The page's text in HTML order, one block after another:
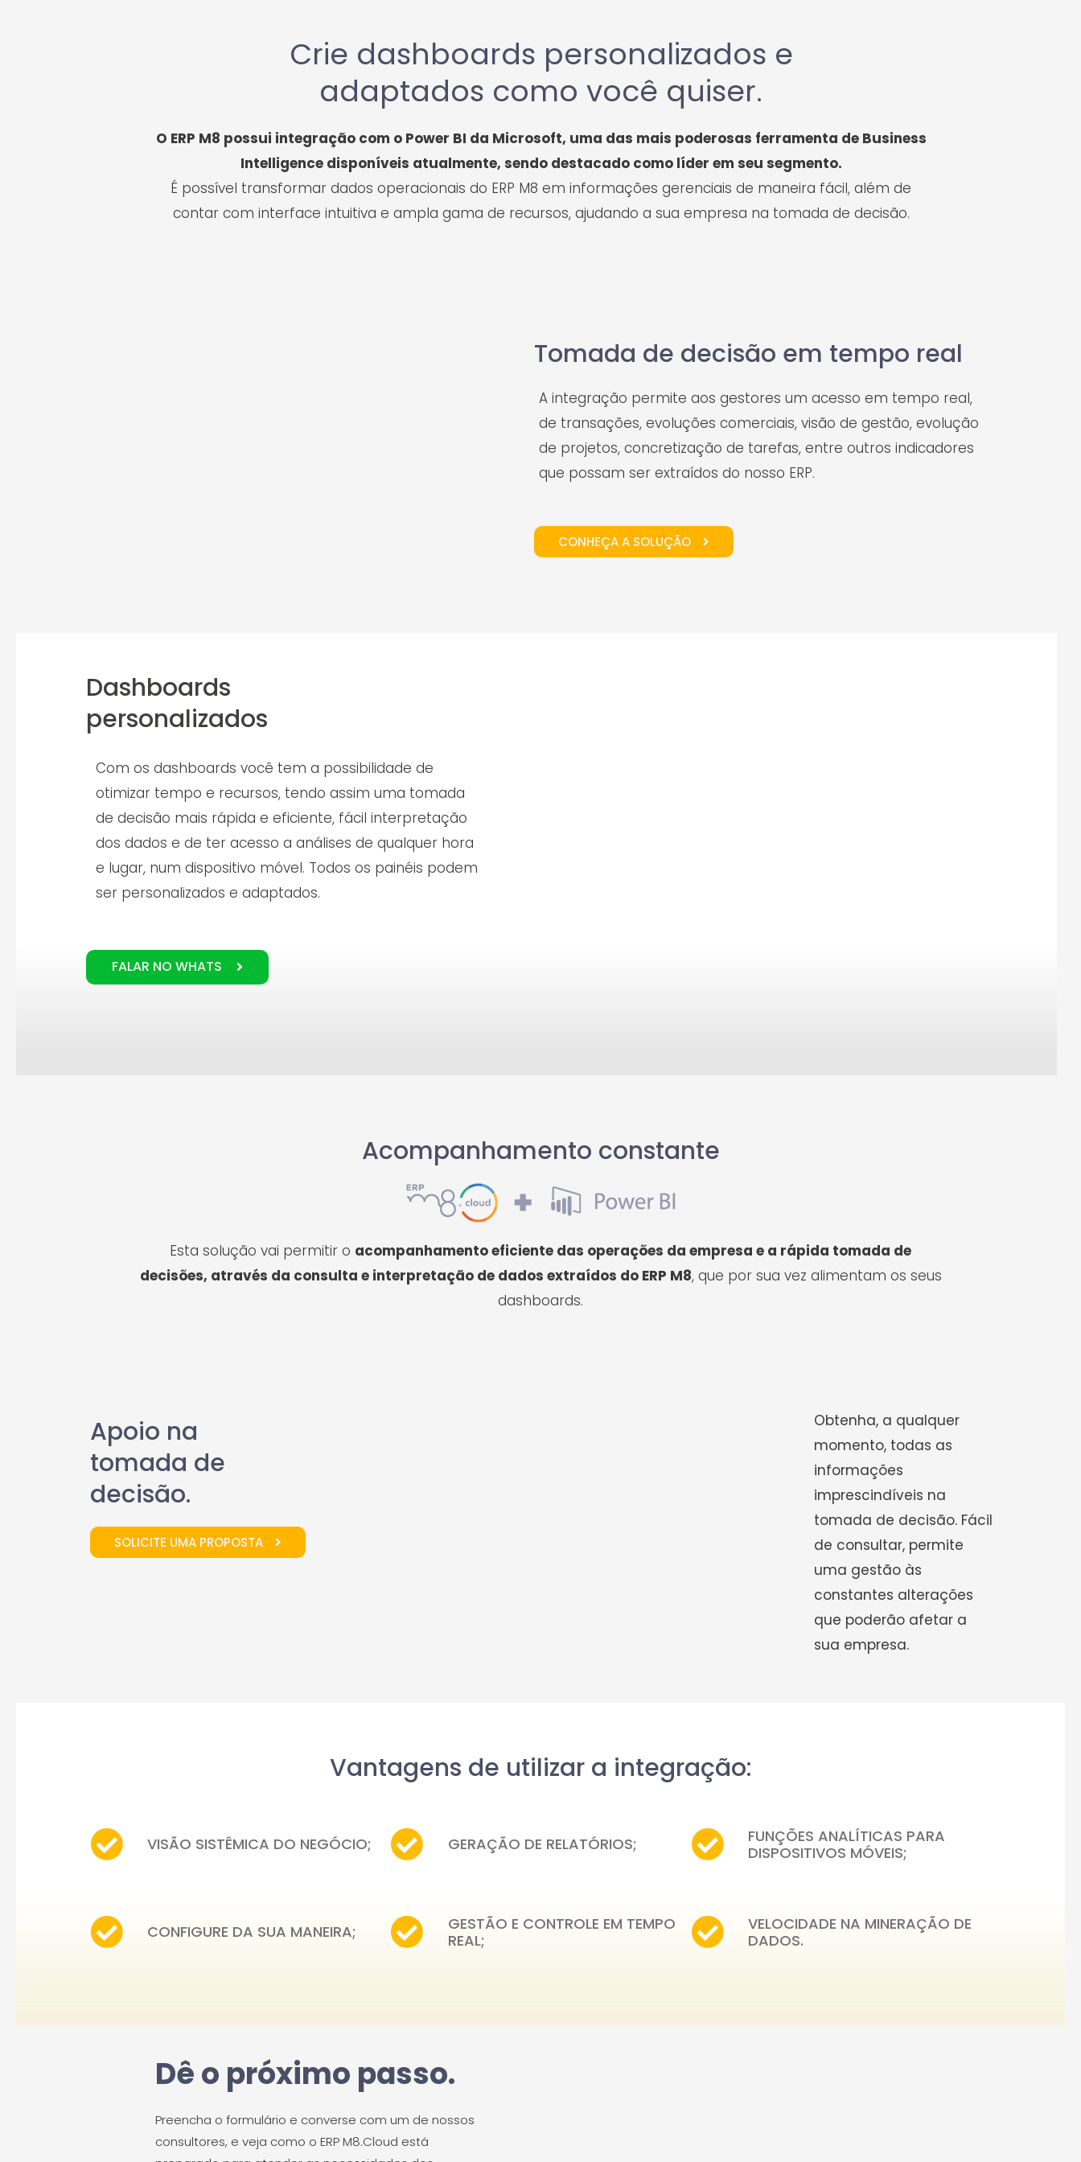
Crie dashboards personalizados e
adaptados como você quiser.
O ERP M8 possui integração com o Power BI da Microsoft, uma das mais poderosas ferramenta de Business
Intelligence disponíveis atualmente, sendo destacado como líder em seu segmento.
É possível transformar dados operacionais do ERP M8 em informações gerenciais de maneira fácil, além de
contar com interface intuitiva e ampla gama de recursos, ajudando a sua empresa na tomada de decisão.
Tomada de decisão em tempo real
A integração permite aos gestores um acesso em tempo real,
de transações, evoluções comerciais, visão de gestão, evolução
de projetos, concretização de tarefas, entre outros indicadores
que possam ser extraídos do nosso ERP.
CONHEÇA A SOLUÇÃO
Dashboards
personalizados
Com os dashboards você tem a possibilidade de
otimizar tempo e recursos, tendo assim uma tomada
de decisão mais rápida e eficiente, fácil interpretação
dos dados e de ter acesso a análises de qualquer hora
e lugar, num dispositivo móvel. Todos os painéis podem
ser personalizados e adaptados.
FALAR NO WHATS
Acompanhamento constante
Esta solução vai permitir o acompanhamento eficiente das operações da empresa e a rápida tomada de
decisões, através da consulta e interpretação de dados extraídos do ERP M8, que por sua vez alimentam os seus
dashboards.
Apoio na
tomada de
decisão.
SOLICITE UMA PROPOSTA
Obtenha, a qualquer
momento, todas as
informações
imprescindíveis na
tomada de decisão. Fácil
de consultar, permite
uma gestão às
constantes alterações
que poderão afetar a
sua empresa.
Vantagens de utilizar a integração:
VISÃO SISTÊMICA DO NEGÓCIO; GERAÇÃO DE RELATÓRIOS;
FUNÇÕES ANALÍTICAS PARA
DISPOSITIVOS MÓVEIS;
CONFIGURE DA SUA MANEIRA;
GESTÃO E CONTROLE EM TEMPO
REAL;
VELOCIDADE NA MINERAÇÃO DE
DADOS.
Dê o próximo passo.
Preencha o formulário e converse com um de nossos
consultores, e veja como o ERP M8.Cloud está